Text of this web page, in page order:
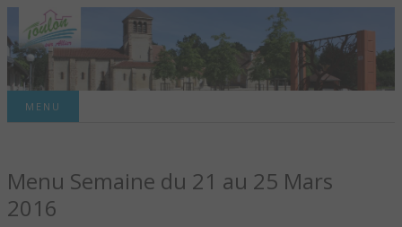
TOULON-SUR-
ALLIER – SITE
MENU
Menu Semaine du 21 au 25 Mars
2016